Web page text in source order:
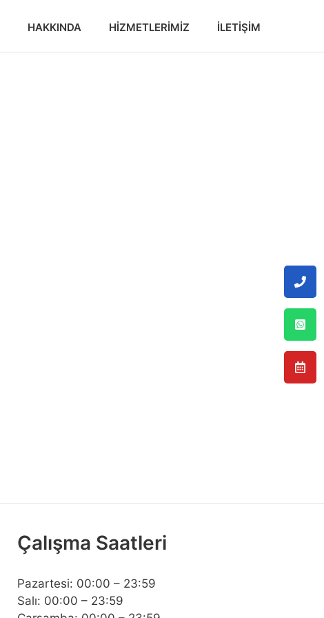
HAKKINDA HIZMETLERIMIZ İLETIŞIM
Çalışma Saatleri
Pazartesi: 00:00 – 23:59
Salı: 00:00 – 23:59